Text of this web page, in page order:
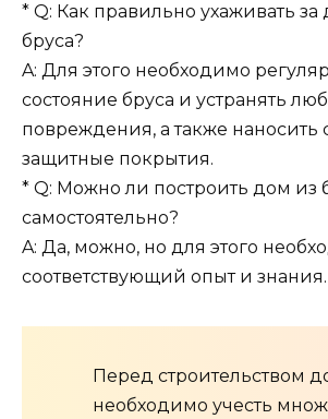
* Q: Как правильно ухаживать
бруса?
A: Для этого необходимо
состояние бруса и устранять
повреждения, а также наносить
защитные покрытия.
* Q: Можно ли построить дом из
самостоятельно?
A: Да, можно, но для этого
соответствующий опыт и знания.
Перед строительством
необходимо учесть